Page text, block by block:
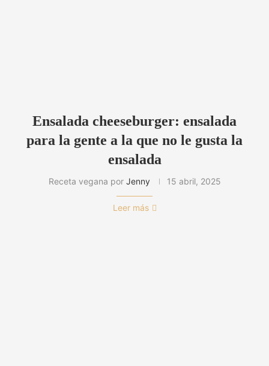
Ensalada cheeseburger: ensalada
para la gente a la que no le gusta la
ensalada
Receta vegana por Jenny 15 abril, 2025
Leer más